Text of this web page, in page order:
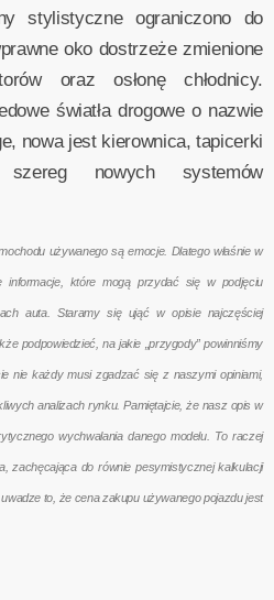
stylistyczne ograniczono do
oko dostrzeże zmienione
oraz osłonę chłodnicy.
światła drogowe o nazwie
nowa jest kierownica, tapicerki
nowych systemów
używanego są emocje. Dlatego właśnie w
informacje, które mogą przydać się w podjęciu
auta. Staramy się ująć w opisie najczęściej
podpowiedzieć, na jakie „przygody” powinniśmy
nie każdy musi zgadzać się z naszymi opiniami,
analizach rynku. Pamiętajcie, że nasz opis w
wychwalania danego modelu. To raczej
zachęcająca do równie pesymistycznej kalkulacji
to, że cena zakupu używanego pojazdu jest